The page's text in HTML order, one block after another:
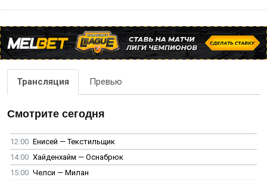
Трансляция Превью
Смотрите сегодня
12:00 Енисей — Текстильщик
14:00 Хайденхайм — Оснабрюк
15:00 Челси — Милан